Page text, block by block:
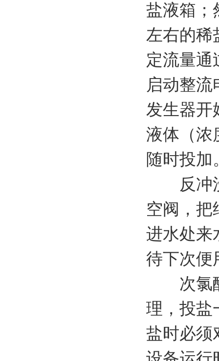
盐液箱；
左右的稀
定流量通
启动整
发生器开
液体（浓
随时投加
反冲洗
空阀，把
进水处来
待下次便
次氯酸
理，投盐
盐时必须